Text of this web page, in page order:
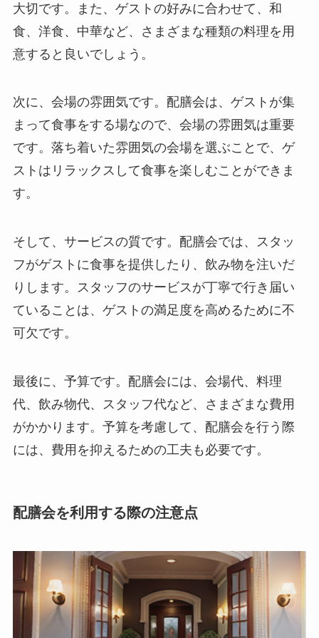
大切です。また、ゲストの好みに合わせて、和
食、洋食、中華など、さまざまな種類の料理を用
意すると良いでしょう。
次に、会場の雰囲気です。配膳会は、ゲストが集
まって食事をする場なので、会場の雰囲気は重要
です。落ち着いた雰囲気の会場を選ぶことで、ゲ
ストはリラックスして食事を楽しむことができま
す。
そして、サービスの質です。配膳会では、スタッ
フがゲストに食事を提供したり、飲み物を注いだ
りします。スタッフのサービスが丁寧で行き届い
ていることは、ゲストの満足度を高めるために不
可欠です。
最後に、 予算です。配膳会には、会場代、料理
代、飲み物代、スタッフ代など、さまざまな費用
がかかります。予算を考慮して、配膳会を行う際
には、費用を抑えるための工夫も必要です。
配膳会を利用する際の注意点